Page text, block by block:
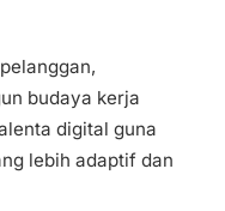
budaya kerja
digital guna
lebih adaptif dan